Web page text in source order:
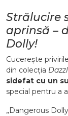
Strălucire
aprinsă –
Dolly!
Cucerește
din colecția
sidefat cu un
special pentru a
„Dangerous